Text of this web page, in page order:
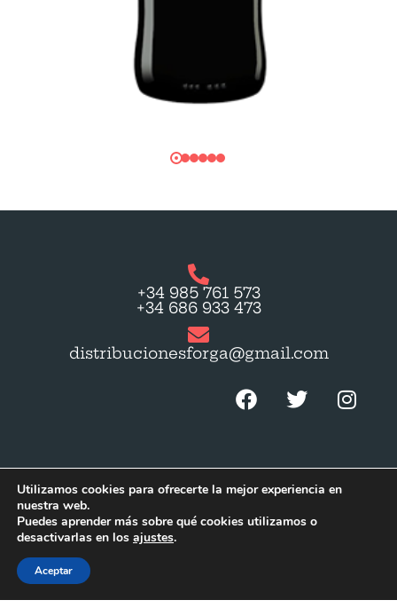
+34 985 761 573
+34 686 933 473
distribucionesforga@gmail.com
© 2023 byGapmedia. Todos los derechos
reservados.
Utilizamos cookies para ofrecerte la mejor experiencia en
nuestra web.
Puedes aprender más sobre qué cookies utilizamos o
desactivarlas en los ajustes.
Aceptar